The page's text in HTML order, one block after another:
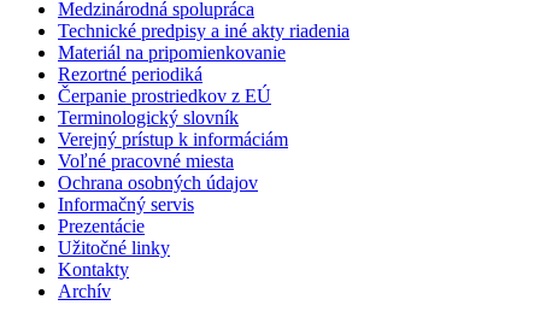
Medzinárodná spolupráca
Technické predpisy a iné akty riadenia
Materiál na pripomienkovanie
Rezortné periodiká
Čerpanie prostriedkov z EÚ
Terminologický slovník
Verejný prístup k informáciám
Voľné pracovné miesta
Ochrana osobných údajov
Informačný servis
Prezentácie
Užitočné linky
Kontakty
Archív